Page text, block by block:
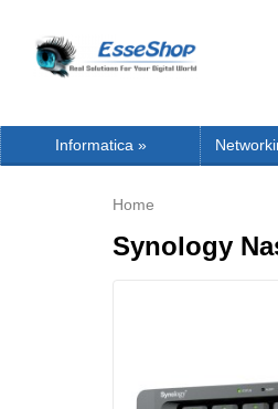
Informatica»
Home
Synology